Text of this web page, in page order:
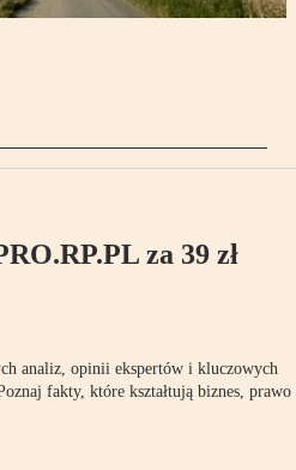
za 39 zł
analiz, opinii ekspertów i kluczowych
fakty, które kształtują biznes, prawo